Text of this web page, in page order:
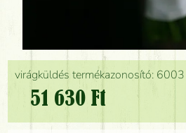
virágküldés termékazonosító: 6003
51 630 Ft